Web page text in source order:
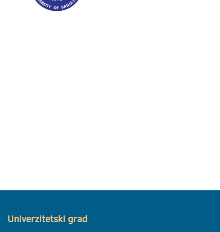
Univerzitetski grad